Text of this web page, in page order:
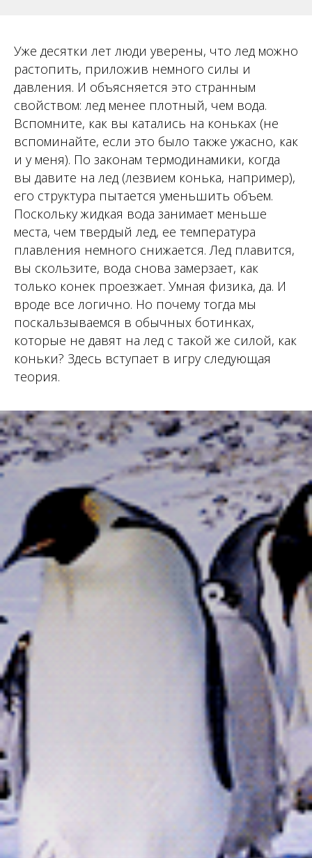
Уже десятки лет люди уверены, что лед можно
растопить, приложив немного силы и
давления. И объясняется это странным
свойством: лед менее плотный, чем вода.
Вспомните, как вы катались на коньках (не
вспоминайте, если это было также ужасно, как
и у меня). По законам термодинамики, когда
вы давите на лед (лезвием конька, например),
его структура пытается уменьшить объем.
Поскольку жидкая вода занимает меньше
места, чем твердый лед, ее температура
плавления немного снижается. Лед плавится,
вы скользите, вода снова замерзает, как
только конек проезжает. Умная физика, да. И
вроде все логично. Но почему тогда мы
поскальзываемся в обычных ботинках,
которые не давят на лед с такой же силой, как
коньки? Здесь вступает в игру следующая
теория.